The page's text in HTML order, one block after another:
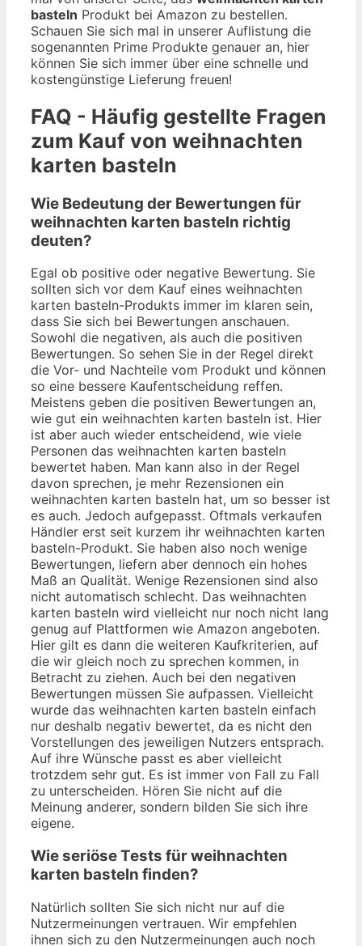
basteln Produkt bei Amazon zu bestellen.
Schauen Sie sich mal in unserer Auflistung die
sogenannten Prime Produkte genauer an, hier
können Sie sich immer über eine schnelle und
kostengünstige Lieferung freuen!
FAQ - Häufig gestellte Fragen
zum Kauf von weihnachten
karten basteln
Wie Bedeutung der Bewertungen für
weihnachten karten basteln richtig
deuten?
Egal ob positive oder negative Bewertung. Sie
sollten sich vor dem Kauf eines weihnachten
karten basteln-Produkts immer im klaren sein,
dass Sie sich bei Bewertungen anschauen.
Sowohl die negativen, als auch die positiven
Bewertungen. So sehen Sie in der Regel direkt
die Vor- und Nachteile vom Produkt und können
so eine bessere Kaufentscheidung reffen.
Meistens geben die positiven Bewertungen an,
wie gut ein weihnachten karten basteln ist. Hier
ist aber auch wieder entscheidend, wie viele
Personen das weihnachten karten basteln
bewertet haben. Man kann also in der Regel
davon sprechen, je mehr Rezensionen ein
weihnachten karten basteln hat, um so besser ist
es auch. Jedoch aufgepasst. Oftmals verkaufen
Händler erst seit kurzem ihr weihnachten karten
basteln-Produkt. Sie haben also noch wenige
Bewertungen, liefern aber dennoch ein hohes
Maß an Qualität. Wenige Rezensionen sind also
nicht automatisch schlecht. Das weihnachten
karten basteln wird vielleicht nur noch nicht lang
genug auf Plattformen wie Amazon angeboten.
Hier gilt es dann die weiteren Kaufkriterien, auf
die wir gleich noch zu sprechen kommen, in
Betracht zu ziehen. Auch bei den negativen
Bewertungen müssen Sie aufpassen. Vielleicht
wurde das weihnachten karten basteln einfach
nur deshalb negativ bewertet, da es nicht den
Vorstellungen des jeweiligen Nutzers entsprach.
Auf ihre Wünsche passt es aber vielleicht
trotzdem sehr gut. Es ist immer von Fall zu Fall
zu unterscheiden. Hören Sie nicht auf die
Meinung anderer, sondern bilden Sie sich ihre
eigene.
Wie seriöse Tests für weihnachten
karten basteln finden?
Natürlich sollten Sie sich nicht nur auf die
Nutzermeinungen vertrauen. Wir empfehlen
ihnen sich zu den Nutzermeinungen auch noch